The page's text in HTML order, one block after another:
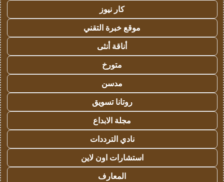
كار نيوز
موقع خبرة التقني
أناقة أنثى
متورخ
مدسن
روتانا تسويق
مجلة الابداع
نادي الترددات
استشارات اون لاين
المعارف